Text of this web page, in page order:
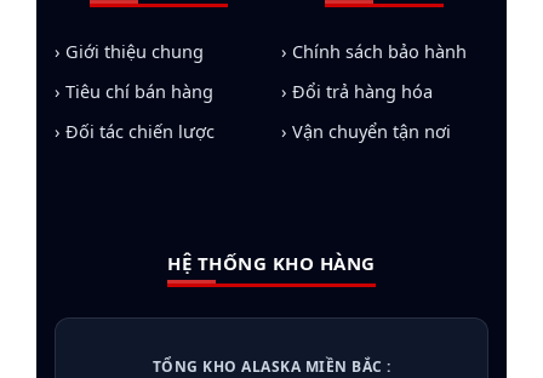
› Giới thiệu chung
› Tiêu chí bán hàng
› Đối tác chiến lược
› Chính sách bảo hành
› Đổi trả hàng hóa
› Vận chuyển tận nơi
HỆ THỐNG KHO HÀNG
TỔNG KHO ALASKA MIỀN BẮC :